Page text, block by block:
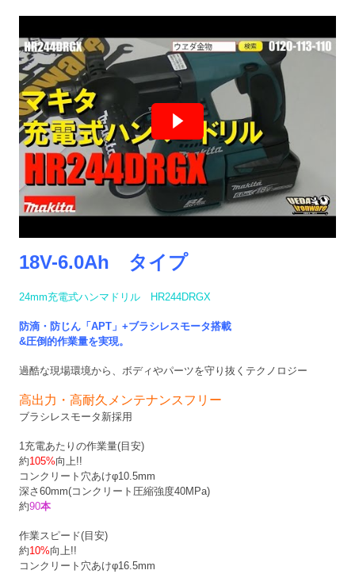
18V-6.0Ah タイプ
24mm充電式ハンマドリル HR244DRGX
防滴・防じん「APT」+ブラシレスモータ搭載
&圧倒的作業量を実現。
過酷な現場環境から、ボディやパーツを守り抜くテクノロジー
高出力・高耐久メンテナンスフリー
ブラシレスモータ新採用
1充電あたりの作業量(目安)
約105%向上!!
コンクリート穴あけφ10.5mm
深さ60mm(コンクリート圧縮強度40MPa)
約90本
作業スピード(目安)
約10%向上!!
コンクリート穴あけφ16.5mm